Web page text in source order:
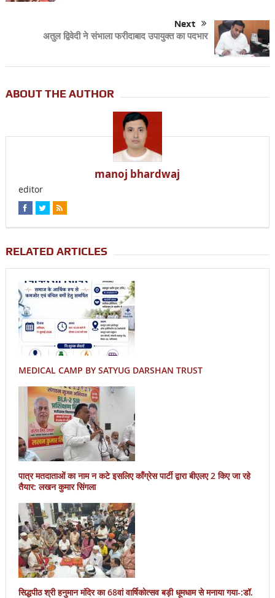
Next
अतुल द्विवेदी ने संभाला फरीदाबाद उपायुक्त का पदभार
ABOUT THE AUTHOR
manoj bhardwaj
editor
RELATED ARTICLES
MEDICAL CAMP BY SATYUG DARSHAN TRUST
पात्र मतदाताओं का नाम न कटे इसलिए काँग्रेस पार्टी द्वारा बीएलए 2 किए जा रहे
तैयार: लखन कुमार सिंगला
सिद्धपीठ श्री हनुमान मंदिर का 68वां वार्षिकोत्सव बड़ी धूमधाम से मनाया गया-:डॉ.